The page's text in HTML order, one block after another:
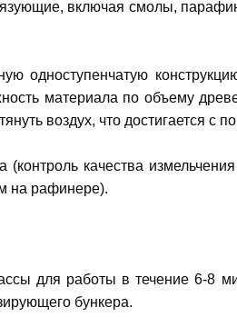
включая смолы,
одноступенчатую
материала по объему
воздух, что достигается с
качества
на рафинере).
для работы в течение 6-8
бункера.